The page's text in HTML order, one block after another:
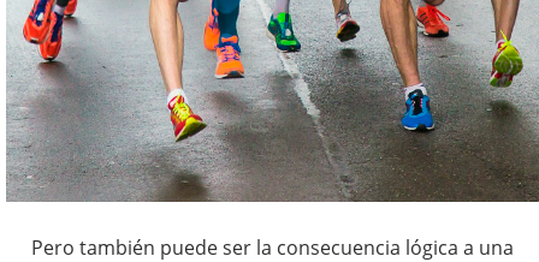
Pero también puede ser la consecuencia lógica a una